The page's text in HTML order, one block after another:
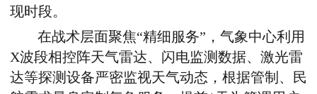
现时段。
在战术层面聚焦“精细服务”，气象中心利用
X波段相控阵天气雷达、闪电监测数据、激光雷
达等探测设备严密监视天气动态，根据管制、民